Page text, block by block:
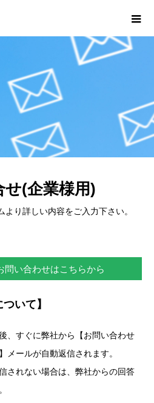
せ(企業様用)
より詳しい内容をご入力下さい。
問い合わせはこちらから
いて】
、すぐに弊社から【お問い合わせ
メールが自動返信されます。
されない場合は、弊社からの回答